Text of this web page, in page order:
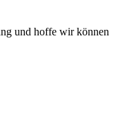
und hoffe wir können